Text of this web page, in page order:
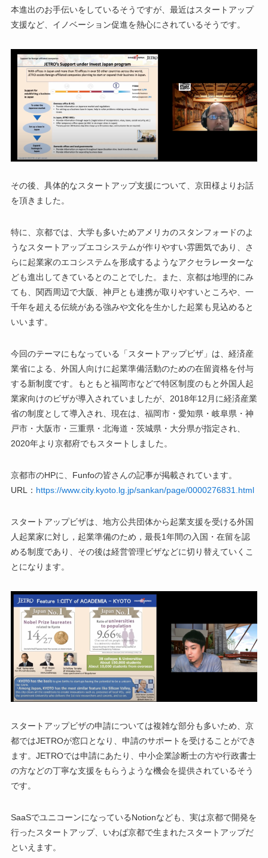
本進出のお手伝いをしているそうですが、最近はスタートアップ
支援など、イノベーション促進を熱心にされているそうです。
その後、具体的なスタートアップ支援について、京田様よりお話
を頂きました。
特に、京都では、大学も多いためアメリカのスタンフォードのよ
うなスタートアップエコシステムが作りやすい雰囲気であり、さ
らに起業家のエコシステムを形成するようなアクセラレーターな
ども進出してきているとのことでした。また、京都は地理的にみ
ても、関西周辺で大阪、神戸とも連携が取りやすいところや、一
千年を超える伝統がある強みや文化を生かした起業も見込めると
いいます。
今回のテーマにもなっている「スタートアップビザ」は、経済産
業省による、外国人向けに起業準備活動のための在留資格を付与
する新制度です。もともと福岡市などで特区制度のもと外国人起
業家向けのビザが導入されていましたが、2018年12月に経済産業
省の制度として導入され、現在は、福岡市・愛知県・岐阜県・神
戸市・大阪市・三重県・北海道・茨城県・大分県が指定され、
2020年より京都府でもスタートしました。
京都市のHPに、Funfoの皆さんの記事が掲載されています。
URL： https://www.city.kyoto.lg.jp/sankan/page/0000276831.html
スタートアップビザは、地方公共団体から起業支援を受ける外国
人起業家に対し，起業準備のため，最長1年間の入国・在留を認
める制度であり、その後は経営管理ビザなどに切り替えていくこ
とになります。
スタートアップビザの申請については複雑な部分も多いため、京
都ではJETROが窓口となり、申請のサポートを受けることができ
ます。JETROでは申請にあたり、中小企業診断士の方や行政書士
の方などの丁寧な支援をもらうような機会を提供されているそう
です。
SaaSでユニコーンになっているNotionなども、実は京都で開発を
行ったスタートアップ、いわば京都で生まれたスタートアップだ
といえます。